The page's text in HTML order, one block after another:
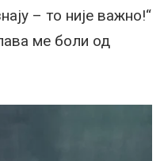
– то није важно!“
ме боли од